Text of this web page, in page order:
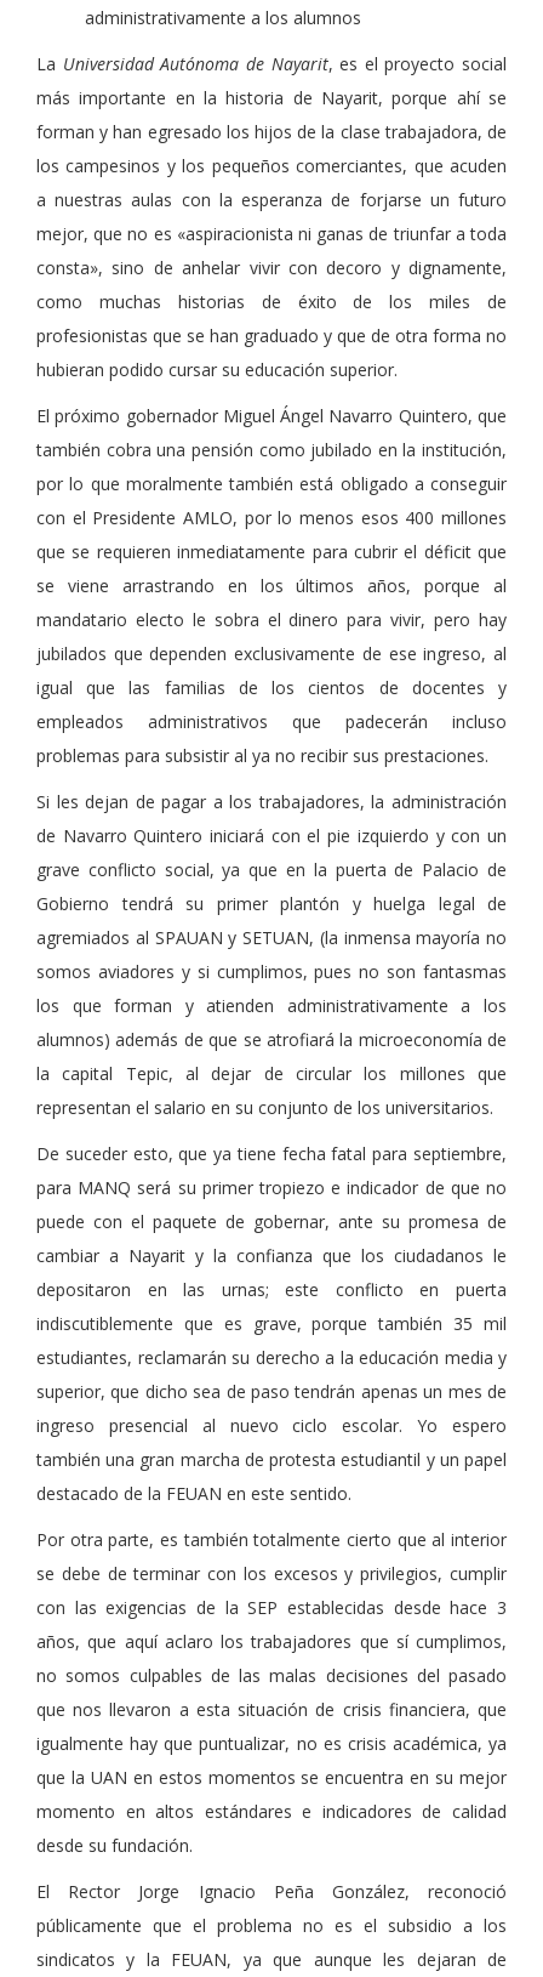
administrativamente a los alumnos
La Universidad Autónoma de Nayarit, es el proyecto social
más importante en la historia de Nayarit, porque ahí se
forman y han egresado los hijos de la clase trabajadora, de
los campesinos y los pequeños comerciantes, que acuden
a nuestras aulas con la esperanza de forjarse un futuro
mejor, que no es «aspiracionista ni ganas de triunfar a toda
consta», sino de anhelar vivir con decoro y dignamente,
como muchas historias de éxito de los miles de
profesionistas que se han graduado y que de otra forma no
hubieran podido cursar su educación superior.
El próximo gobernador Miguel Ángel Navarro Quintero, que
también cobra una pensión como jubilado en la institución,
por lo que moralmente también está obligado a conseguir
con el Presidente AMLO, por lo menos esos 400 millones
que se requieren inmediatamente para cubrir el déficit que
se viene arrastrando en los últimos años, porque al
mandatario electo le sobra el dinero para vivir, pero hay
jubilados que dependen exclusivamente de ese ingreso, al
igual que las familias de los cientos de docentes y
empleados administrativos que padecerán incluso
problemas para subsistir al ya no recibir sus prestaciones.
Si les dejan de pagar a los trabajadores, la administración
de Navarro Quintero iniciará con el pie izquierdo y con un
grave conflicto social, ya que en la puerta de Palacio de
Gobierno tendrá su primer plantón y huelga legal de
agremiados al SPAUAN y SETUAN, (la inmensa mayoría no
somos aviadores y si cumplimos, pues no son fantasmas
los que forman y atienden administrativamente a los
alumnos) además de que se atrofiará la microeconomía de
la capital Tepic, al dejar de circular los millones que
representan el salario en su conjunto de los universitarios.
De suceder esto, que ya tiene fecha fatal para septiembre,
para MANQ será su primer tropiezo e indicador de que no
puede con el paquete de gobernar, ante su promesa de
cambiar a Nayarit y la confianza que los ciudadanos le
depositaron en las urnas; este conflicto en puerta
indiscutiblemente que es grave, porque también 35 mil
estudiantes, reclamarán su derecho a la educación media y
superior, que dicho sea de paso tendrán apenas un mes de
ingreso presencial al nuevo ciclo escolar. Yo espero
también una gran marcha de protesta estudiantil y un papel
destacado de la FEUAN en este sentido.
Por otra parte, es también totalmente cierto que al interior
se debe de terminar con los excesos y privilegios, cumplir
con las exigencias de la SEP establecidas desde hace 3
años, que aquí aclaro los trabajadores que sí cumplimos,
no somos culpables de las malas decisiones del pasado
que nos llevaron a esta situación de crisis financiera, que
igualmente hay que puntualizar, no es crisis académica, ya
que la UAN en estos momentos se encuentra en su mejor
momento en altos estándares e indicadores de calidad
desde su fundación.
El Rector Jorge Ignacio Peña González, reconoció
públicamente que el problema no es el subsidio a los
sindicatos y la FEUAN, ya que aunque les dejaran de